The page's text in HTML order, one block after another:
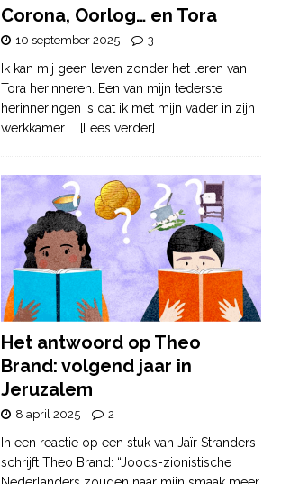
Corona, Oorlog… en Tora
10 september 2025 3
Ik kan mij geen leven zonder het leren van
Tora herinneren. Een van mijn tederste
herinneringen is dat ik met mijn vader in zijn
werkkamer ... [Lees verder]
Het antwoord op Theo
Brand: volgend jaar in
Jeruzalem
8 april 2025 2
In een reactie op een stuk van Jaïr Stranders
schrijft Theo Brand: “Joods-zionistische